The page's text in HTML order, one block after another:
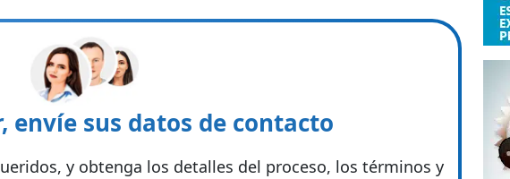
envíe sus datos de contacto
y obtenga los detalles del proceso, los términos y